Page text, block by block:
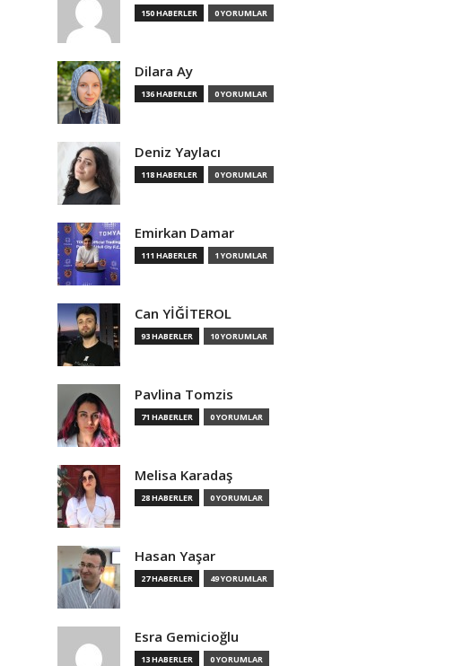
150 HABERLER 0 YORUMLAR
Dilara Ay
136 HABERLER 0 YORUMLAR
Deniz Yaylacı
118 HABERLER 0 YORUMLAR
Emirkan Damar
111 HABERLER 1 YORUMLAR
Can YİĞİTEROL
93 HABERLER 10 YORUMLAR
Pavlina Tomzis
71 HABERLER 0 YORUMLAR
Melisa Karadaş
28 HABERLER 0 YORUMLAR
Hasan Yaşar
27 HABERLER 49 YORUMLAR
Esra Gemicioğlu
13 HABERLER 0 YORUMLAR